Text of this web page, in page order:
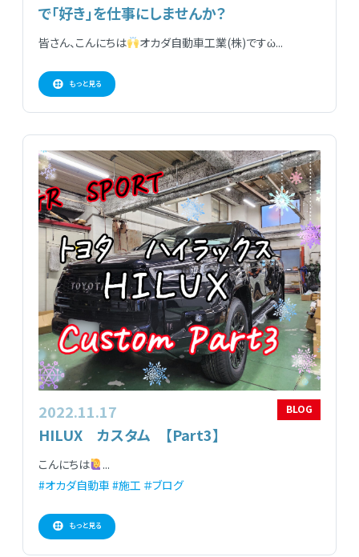
で「好き」を仕事にしませんか？
皆さん、こんにちは オカダ自動車工業(株)ですὠ...
もっと見る
2022.11.17 BLOG
HILUX カスタム 【Part3】
こんにちは
...
#オカダ自動車 #施工 ＃ブログ
もっと見る